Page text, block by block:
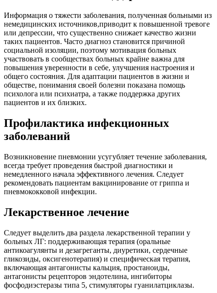
Информация о тяжести заболевания, полученная больными из
немедицинских источников,приводит к повышенной тревоге
или депрессии, что существенно снижает качество жизни
таких пациентов. Часто диагноз становится причиной
социальной изоляции, поэтому мотивация больных
участвовать в сообществах больных крайне важна для
повышения уверенности в себе, улучшения настроения и
общего состояния. Для адаптации пациентов в жизни и
обществе, понимания своей болезни показана помощь
психолога или психиатра, а также поддержка других
пациентов и их близких.
Профилактика инфекционных
заболеваний
Возникновение пневмонии усугубляет течение заболевания,
всегда требует проведения быстрой диагностики и
немедленного начала эффективного лечения. Следует
рекомендовать пациентам вакцинирование от гриппа и
пневмококковой инфекции.
Лекарственное лечение
Следует выделить два раздела лекарственной терапии у
больных ЛГ: поддерживающая терапия (оральные
антикоагулянты и дезагреганты, диуретики, сердечные
гликозиды, оксигенотерапия) и специфическая терапия,
включающая антагонисты кальция, простаноиды,
антагонисты рецепторов эндотелина, ингибиторы
фосфодиэстеразы типа 5, стимуляторы гуанилатциклазы.